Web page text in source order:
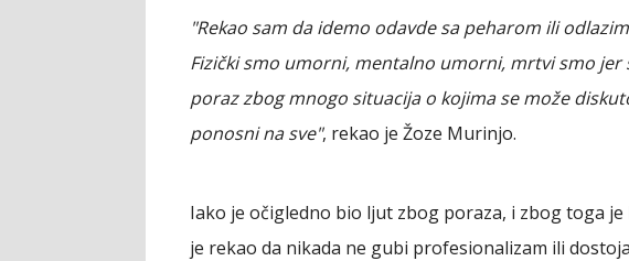
"Rekao sam da idemo odavde sa peharom ili
Fizički smo umorni, mentalno umorni, mrtvi smo
poraz zbog mnogo situacija o kojima se može
ponosni na sve", rekao je Žoze Murinjo.
Iako je očigledno bio ljut zbog poraza, i zbog toga
je rekao da nikada ne gubi profesionalizam ili